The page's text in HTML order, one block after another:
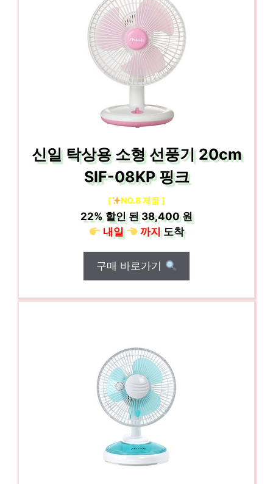
신일 탁상용 소형 선풍기 20cm
SIF-08KP 핑크
[ NO.8 제품 ]
22%할인 된38,400 원
내일
까지도착
구매 바로가기